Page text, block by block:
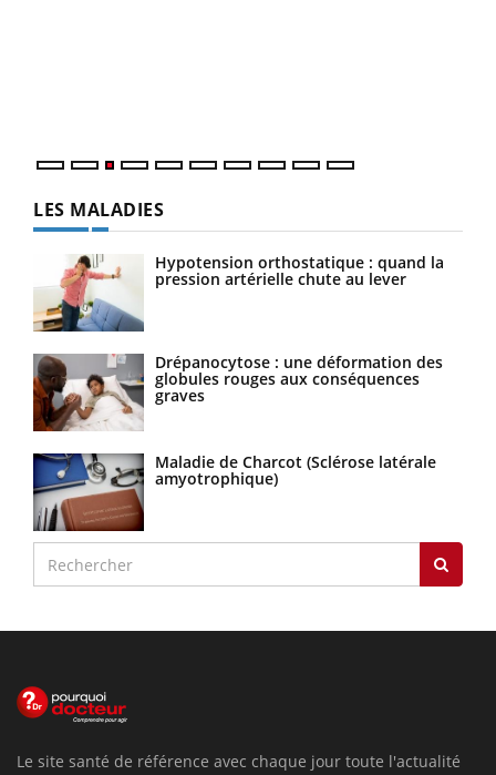
LES MALADIES
Hypotension orthostatique : quand la
pression artérielle chute au lever
Drépanocytose : une déformation des
globules rouges aux conséquences
graves
Maladie de Charcot (Sclérose latérale
amyotrophique)
Le site santé de référence avec chaque jour toute l'actualité